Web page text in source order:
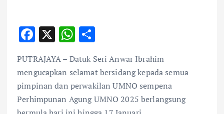
F
e
b
o
X W
at
s
A
ar
e
PUTRAJAYA – Datuk Seri Anwar Ibrahim
mengucapkan selamat bersidang kepada semua
pimpinan dan perwakilan UMNO sempena
Perhimpunan Agung UMNO 2025 berlangsung